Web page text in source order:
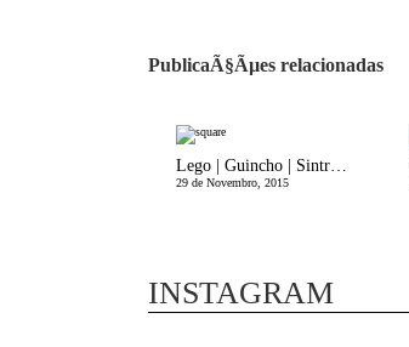
PublicaÃ§Ãµes relacionadas
29 de Novembro, 2015
INSTAGRAM